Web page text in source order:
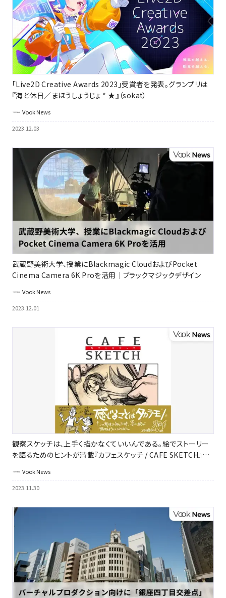
「Live2D Creative Awards 2023」受賞者を発表。グランプリは
『海と休日／まほうしょうじょ * ★』（sokat）
Vook News
2023.12.03
武蔵野美術大学、授業にBlackmagic CloudおよびPocket
Cinema Camera 6K Proを活用｜ブラックマジックデザイン
Vook News
2023.12.01
観察スケッチは、上手く描かなくていいんである。絵でストーリー
を語るためのヒントが満載『カフェスケッチ / CAFE SKETCH』発
Vook News
2023.11.30